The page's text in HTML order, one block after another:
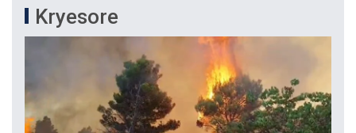
Kryesore